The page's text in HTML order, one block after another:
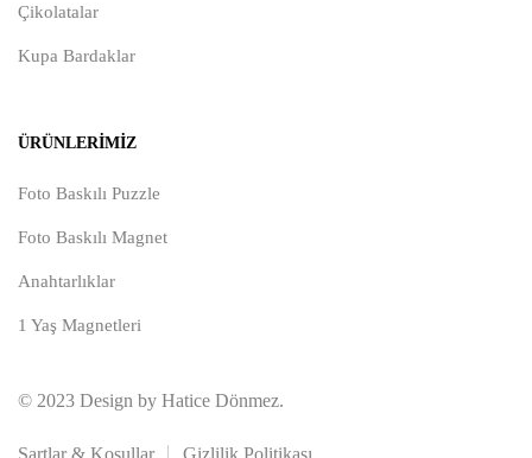
Çikolatalar
Kupa Bardaklar
ÜRÜNLERIMIZ
Foto Baskılı Puzzle
Foto Baskılı Magnet
Anahtarlıklar
1 Yaş Magnetleri
© 2023 Design by Hatice Dönmez.
Şartlar & Koşullar Gizlilik Politikası